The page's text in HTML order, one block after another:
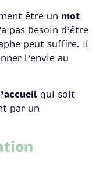
être un mot
pas besoin d’être
peut suffire. Il
l’envie au
qui soit
par un